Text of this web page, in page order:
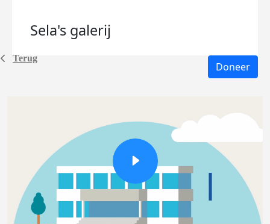
Terug
Sela's galerij
Doneer